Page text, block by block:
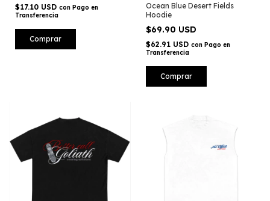
$17.10 USD con Pago en
Transferencia
Comprar
Ocean Blue Desert Fields
Hoodie
$69.90 USD
$62.91 USD con Pago en
Transferencia
Comprar